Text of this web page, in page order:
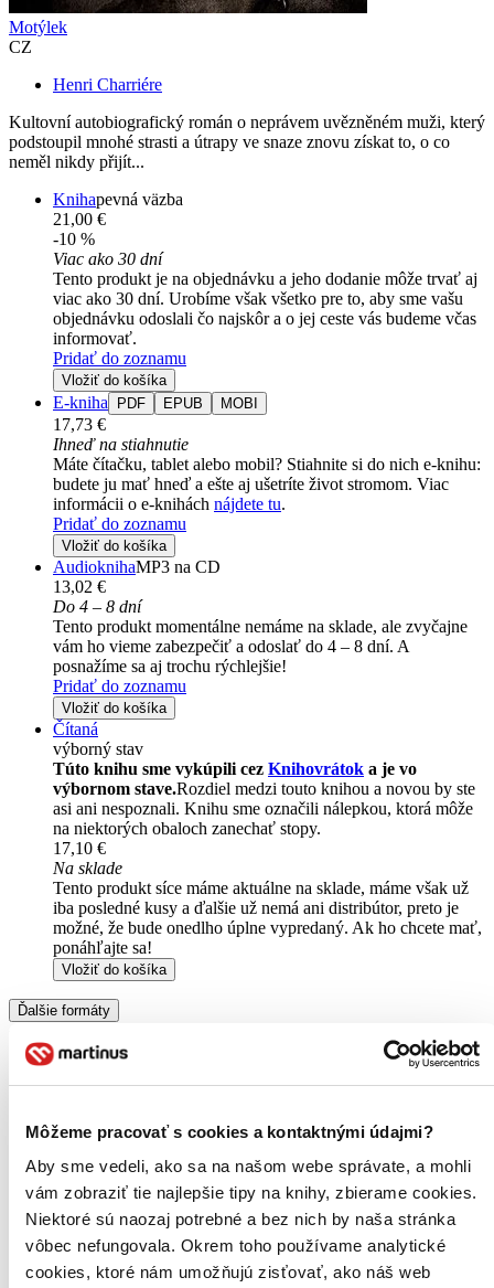
Môžeme pracovať s cookies a kontaktnými údajmi?
Aby sme vedeli, ako sa na našom webe správate, a mohli
vám zobraziť tie najlepšie tipy na knihy, zbierame cookies.
Niektoré sú naozaj potrebné a bez nich by naša stránka
vôbec nefungovala. Okrem toho používame analytické
cookies, ktoré nám umožňujú zisťovať, ako náš web
Motýlek
CZ
Henri Charriére
Kultovní autobiografický román o neprávem uvězněném muži, který
podstoupil mnohé strasti a útrapy ve snaze znovu získat to, o co
neměl nikdy přijít...
Knihapevná väzba
21,00 €
-10 %
Viac ako 30 dní
Tento produkt je na objednávku a jeho dodanie môže trvať aj
viac ako 30 dní. Urobíme však všetko pre to, aby sme vašu
objednávku odoslali čo najskôr a o jej ceste vás budeme včas
informovať.
Pridať do zoznamu
Vložiť do košíka
E-kniha PDF EPUB MOBI
17,73 €
Ihneď na stiahnutie
Máte čítačku, tablet alebo mobil? Stiahnite si do nich e-knihu:
budete ju mať hneď a ešte aj ušetríte život stromom. Viac
informácii o e-knihách nájdete tu.
Pridať do zoznamu
Vložiť do košíka
AudioknihaMP3 na CD
13,02 €
Do 4 – 8 dní
Tento produkt momentálne nemáme na sklade, ale zvyčajne
vám ho vieme zabezpečiť a odoslať do 4 – 8 dní. A
posnažíme sa aj trochu rýchlejšie!
Pridať do zoznamu
Vložiť do košíka
Čítaná
výborný stav
Túto knihu sme vykúpili cez Knihovrátok a je vo
výbornom stave.Rozdiel medzi touto knihou a novou by ste
asi ani nespoznali. Knihu sme označili nálepkou, ktorá môže
na niektorých obaloch zanechať stopy.
17,10 €
Na sklade
Tento produkt síce máme aktuálne na sklade, máme však už
iba posledné kusy a ďalšie už nemá ani distribútor, preto je
možné, že bude onedlho úplne vypredaný. Ak ho chcete mať,
ponáhľajte sa!
Vložiť do košíka
Ďalšie formáty